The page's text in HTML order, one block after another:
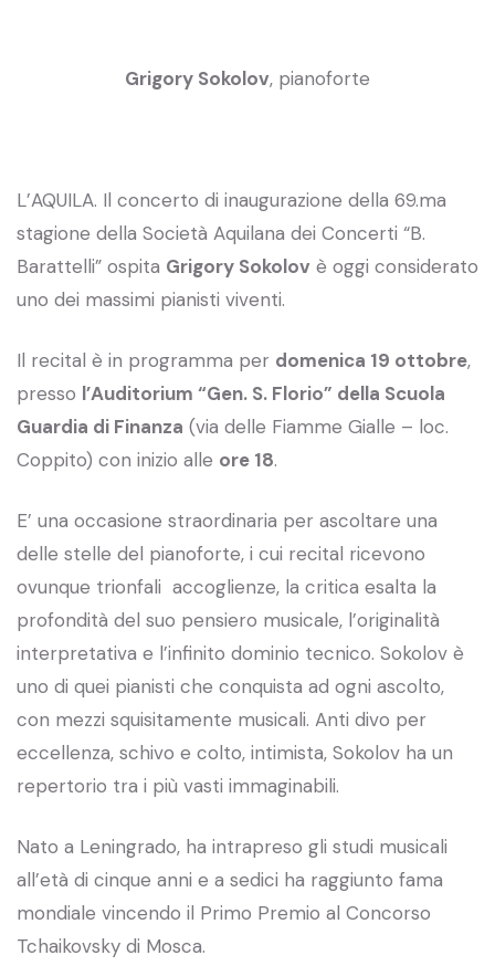
Grigory Sokolov, pianoforte
L’AQUILA. Il concerto di inaugurazione della 69.ma
stagione della Società Aquilana dei Concerti “B.
Barattelli” ospita Grigory Sokolov è oggi considerato
uno dei massimi pianisti viventi.
Il recital è in programma per domenica 19 ottobre,
presso l’Auditorium “Gen. S. Florio” della Scuola
Guardia di Finanza (via delle Fiamme Gialle – loc.
Coppito) con inizio alle ore 18.
E’ una occasione straordinaria per ascoltare una
delle stelle del pianoforte, i cui recital ricevono
ovunque trionfali accoglienze, la critica esalta la
profondità del suo pensiero musicale, l’originalità
interpretativa e l’infinito dominio tecnico. Sokolov è
uno di quei pianisti che conquista ad ogni ascolto,
con mezzi squisitamente musicali. Anti divo per
eccellenza, schivo e colto, intimista, Sokolov ha un
repertorio tra i più vasti immaginabili.
Nato a Leningrado, ha intrapreso gli studi musicali
all’età di cinque anni e a sedici ha raggiunto fama
mondiale vincendo il Primo Premio al Concorso
Tchaikovsky di Mosca.